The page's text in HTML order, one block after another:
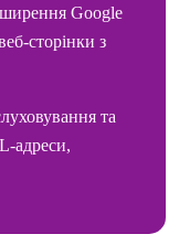
Google
сторінки з
та
адреси,